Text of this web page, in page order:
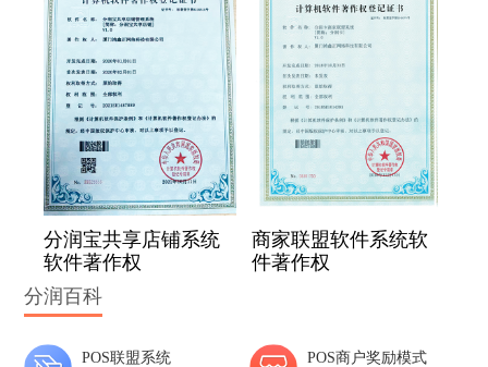
分润宝共享店铺系统
软件著作权
商家联盟软件系统软
件著作权
分润百科
POS联盟系统 POS商户奖励模式